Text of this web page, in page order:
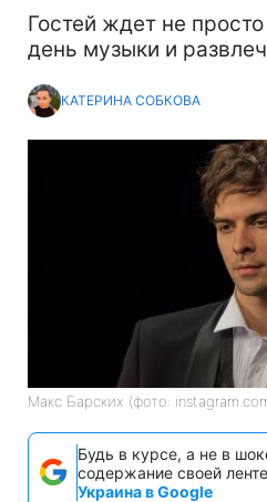
Гостей ждет не
день музыки и
КАТЕРИНА СОБКОВА
Макс Барских (фото:
Будь в курсе, а не в
содержание своей ленте
Украина в Google